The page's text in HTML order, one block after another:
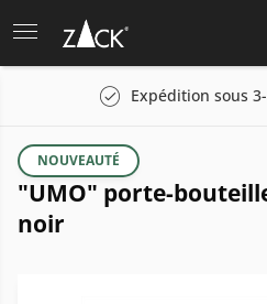
Expédition sous
"UMO" porte-
noir
NOUVEAUTÉ